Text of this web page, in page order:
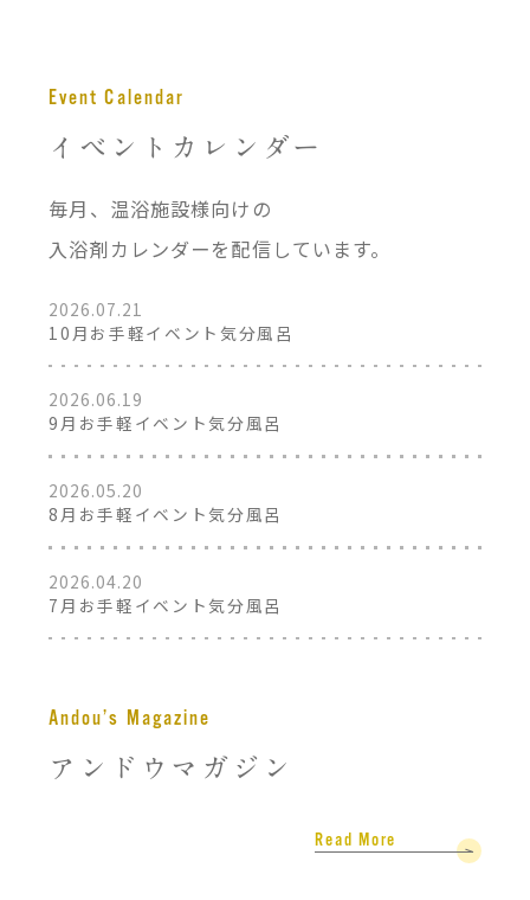
イベントカレンダー
毎月、温浴施設様向けの
入浴剤カレンダーを配信しています。
2026.07.21
10月お手軽イベント気分風呂
2026.06.19
9月お手軽イベント気分風呂
2026.05.20
8月お手軽イベント気分風呂
2026.04.20
7月お手軽イベント気分風呂
アンドウマガジン
Read More